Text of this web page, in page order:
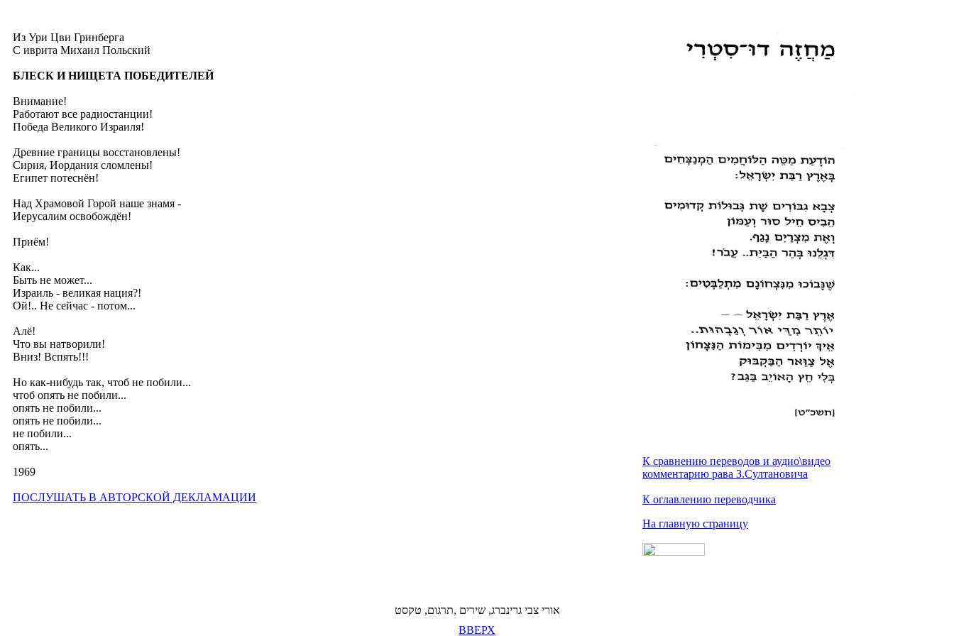
Из Ури Цви Гринберга
С иврита Михаил Польский
БЛЕСК И НИЩЕТА ПОБЕДИТЕЛЕЙ
Внимание!
Работают все радиостанции!
Победа Великого Израиля!
Древние границы восстановлены!
Сирия, Иордания сломлены!
Египет потеснён!
Над Храмовой Горой наше знамя -
Иерусалим освобождён!
Приём!
Как...
Быть не может...
Израиль - великая нация?!
Ой!.. Не сейчас - потом...
Алё!
Что вы натворили!
Вниз! Вспять!!!
Но как-нибудь так, чтоб не побили...
чтоб опять не побили...
опять не побили...
опять не побили...
не побили...
опять...
1969
ПОСЛУШАТЬ В АВТОРСКОЙ ДЕКЛАМАЦИИ
К сравнению переводов и аудио\видео
комментарию рава З.Султановича
К оглавлению переводчика
На главную страницу
אורי צבי גרינברג, שירים ,תרגום, טקסט
ВВЕРХ